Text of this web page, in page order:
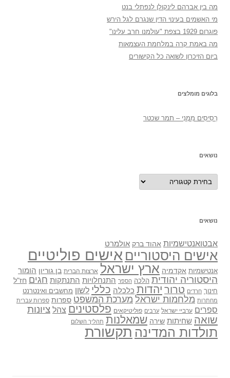
מה בין אברהם לינקולן לנפתלי בנט
מי האשמים בעינוי הדין שנגרם לגל הירש
פוגרום 1929 בצפת "עולמנו חרב עלינו"
מה באמת קרה במלחמת העצמאות
ביום הזיכרון לשואה כל הקישורים
בלוגים מומלצים
רְסִיסִים מִמֶנִי – תמר שכטר
נושאים
נושאים
נושאים
אבטואנטישמיות אהוד ברק אולמרט
אישים היסטוריים אישים פוליטיים
אנטישמיות אקדמיה ארץ ישראל ארצות הברית בן גוריון הומור
היסטוריה יהודית הלכה הספר התנחלויות התנתקות חגים חז"ל
חינוך חרדים טרור יהדות כלכלה כללי לשון מחשבים ואינטרנט
מחתרות מלחמות ישראל מערכת המשפט ספרות ספרות עברית
ספרים ערביי ישראל ערבים פוליטיקאים פלסטינים צהל ציונות
שואה שחיתות שירה שמאלנות תהליך השלום
תולדות המדינה תקשורת